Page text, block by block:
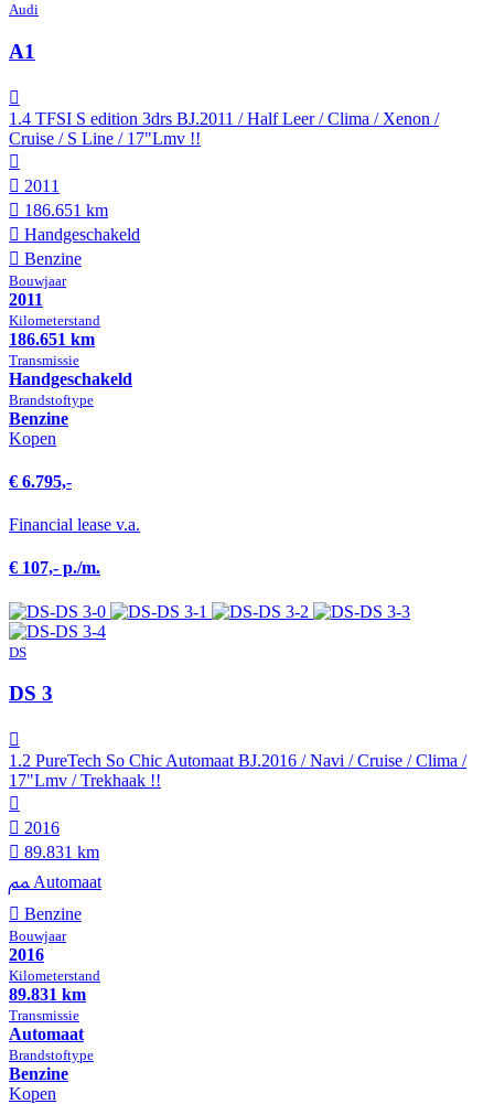
Audi
A1
1.4 TFSI S edition 3drs BJ.2011 / Half Leer / Clima / Xenon /
Cruise / S Line / 17"Lmv !!
2011
186.651 km
Hand­geschakeld
Benzine
Bouwjaar
2011
Kilometer­stand
186.651 km
Transmissie
Hand­geschakeld
Brandstof­type
Benzine
Kopen
€ 6.795,-
Financial lease v.a.
€ 107,- p./m.
DS
DS 3
1.2 PureTech So Chic Automaat BJ.2016 / Navi / Cruise / Clima /
17"Lmv / Trekhaak !!
2016
89.831 km
Automaat
Benzine
Bouwjaar
2016
Kilometer­stand
89.831 km
Transmissie
Automaat
Brandstof­type
Benzine
Kopen